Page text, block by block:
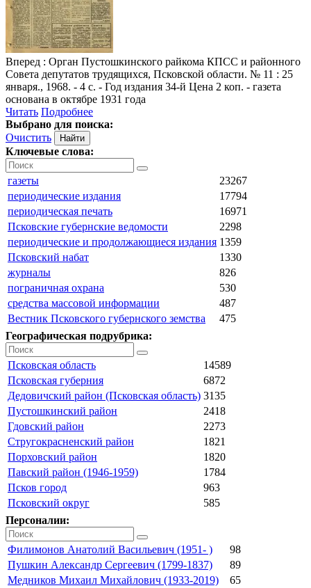
Вперед : Орган Пустошкинского райкома КПСС и районного
Совета депутатов трудящихся, Псковской области. № 11 : 25
января., 1968. - 4 с. - Год издания 34-й Цена 2 коп. - газета
основана в октябре 1931 года
Читать Подробнее
Выбрано для поиска:
Очистить
Ключевые слова:
газеты
23267
периодические издания
17794
периодическая печать
16971
Псковские губернские ведомости
2298
периодические и продолжающиеся издания 1359
Псковский набат
1330
журналы
826
пограничная охрана
530
средства массовой информации
487
Вестник Псковского губернского земства
475
Географическая подрубрика:
Псковская область
14589
Псковская губерния
6872
Дедовичский район (Псковская область) 3135
Пустошкинский район
2418
Гдовский район
2273
Стругокрасненский район
1821
Порховский район
1820
Павский район (1946-1959)
1784
Псков город
963
Псковский округ
585
Персоналии:
Филимонов Анатолий Васильевич (1951- )
98
Пушкин Александр Сергеевич (1799-1837)
89
Медников Михаил Михайлович (1933-2019)
65